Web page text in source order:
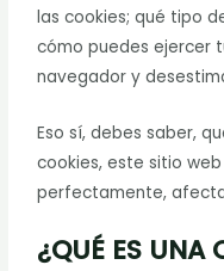
las cookies; qué tipo
cómo puedes ejercer
navegador y
Eso sí, debes saber,
cookies, este sitio
perfectamente,
¿QUÉ ES UNA